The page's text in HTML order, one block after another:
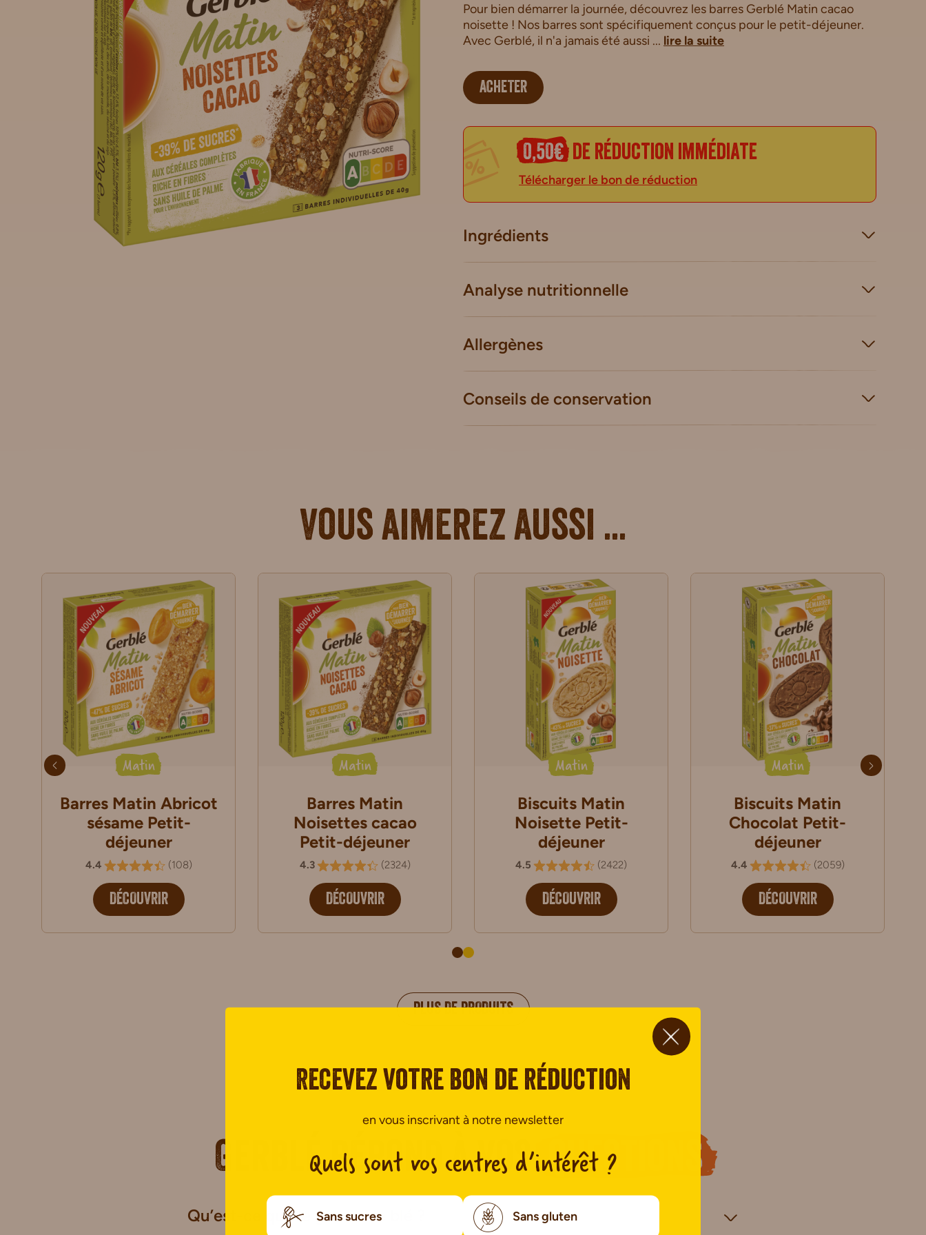
Pour bien démarrer la journée, découvrez les barres Gerblé Matin cacao
noisette ! Nos barres sont spécifiquement conçus pour le petit-déjeuner.
Avec Gerblé, il n'a jamais été aussi ... lire la suite
ACHETER
0,50€ de réduction immédiate
Télécharger le bon de réduction
Ingrédients
Analyse nutritionnelle
Allergènes
Conseils de conservation
Vous aimerez aussi ...
Matin
Barres Matin Abricot
sésame Petit-
déjeuner
4.4 (108)
DÉCOUVRIR
Matin
Barres Matin
Noisettes cacao
Petit-déjeuner
4.3 (2324)
DÉCOUVRIR
Matin
Biscuits Matin
Noisette Petit-
déjeuner
4.5 (2422)
DÉCOUVRIR
Matin
Biscuits Matin
Chocolat Petit-
déjeuner
4.4 (2059)
DÉCOUVRIR
PLUS DE PRODUITS
Gerblé répond à vos questions
Qu’est-ce que le germe de blé ?
Recevez votre bon de réduction
en vous inscrivant à notre newsletter
Quels sont vos centres d’intérêt ?
Sans sucres Sans gluten